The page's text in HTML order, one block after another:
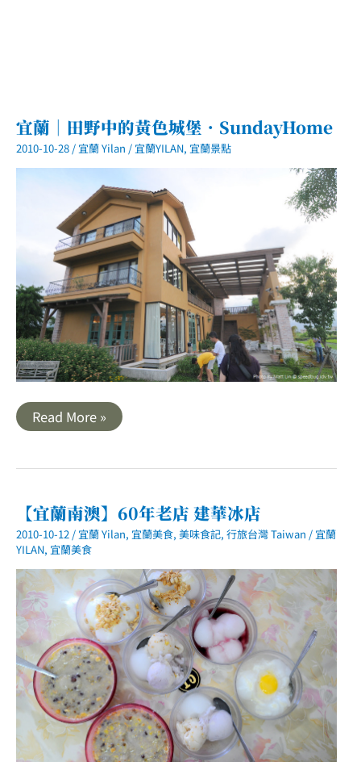
宜蘭｜田野中的黃色城堡．SundayHome
2010-10-28 / 宜蘭 Yilan / 宜蘭YILAN, 宜蘭景點
宜
蘭
野
黃
色
城
堡．
SundayHome
Read More »
【宜蘭南澳】60年老店 建華冰店
2010-10-12 / 宜蘭 Yilan, 宜蘭美食, 美味食記, 行旅台灣 Taiwan / 宜蘭
YILAN, 宜蘭美食